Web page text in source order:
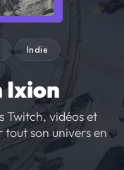
Indie
Ixion
Twitch, vidéos et
tout son univers en